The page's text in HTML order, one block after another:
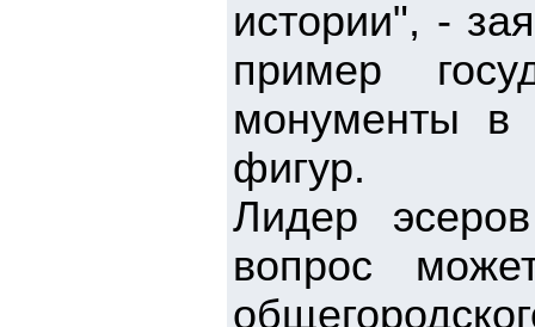
истории", -
пример
монументы в
фигур.
Лидер
вопрос